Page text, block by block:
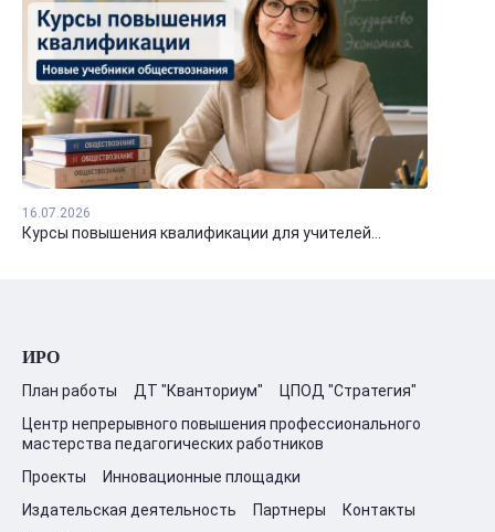
16.07.2026
Курсы повышения квалификации для учителей...
ИРО
План работы ДТ "Кванториум"
ЦПОД "Стратегия"
Центр непрерывного повышения профессионального
мастерства педагогических работников
Проекты
Инновационные площадки
Издательская деятельность
Партнеры
Контакты